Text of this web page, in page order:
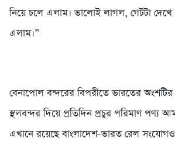
নিয়ে চলে এলাম। ভালোই লাগল, গেটটা দেখে
এলাম।”
বেনাপোল বন্দরের বিপরীতে ভারতের
স্থলবন্দর দিয়ে প্রতিদিন প্রচুর পরিমাণ পণ্য
এখানে রয়েছে বাংলাদেশ-ভারত রেল